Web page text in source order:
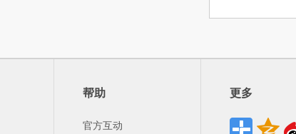
帮助
官方互动
更多